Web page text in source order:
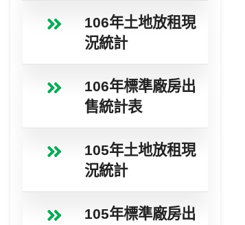
106年土地放租現
況統計
106年標準廠房出
售統計表
105年土地放租現
況統計
105年標準廠房出